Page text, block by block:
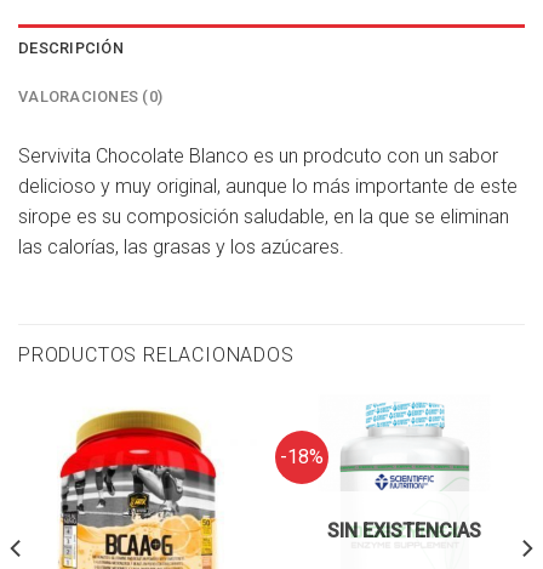
DESCRIPCIÓN
VALORACIONES (0)
Servivita Chocolate Blanco es un prodcuto con un sabor
delicioso y muy original, aunque lo más importante de este
sirope es su composición saludable, en la que se eliminan
las calorías, las grasas y los azúcares.
PRODUCTOS RELACIONADOS
-18%
SIN EXISTENCIAS